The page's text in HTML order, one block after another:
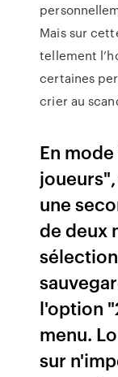
Mais sur
tellement
certaines
crier au
En
une
de deux
l'option
menu.
sur